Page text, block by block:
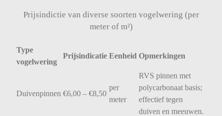
Prijsindictie van diverse soorten vogelwering (per
meter of m²)
Type
vogelwering
Prijsindicatie Eenheid Opmerkingen
Duivenpinnen €6,00 – €8,50
per
meter
RVS pinnen met
polycarbonaat basis;
effectieftegen
duiven en meeuwen.